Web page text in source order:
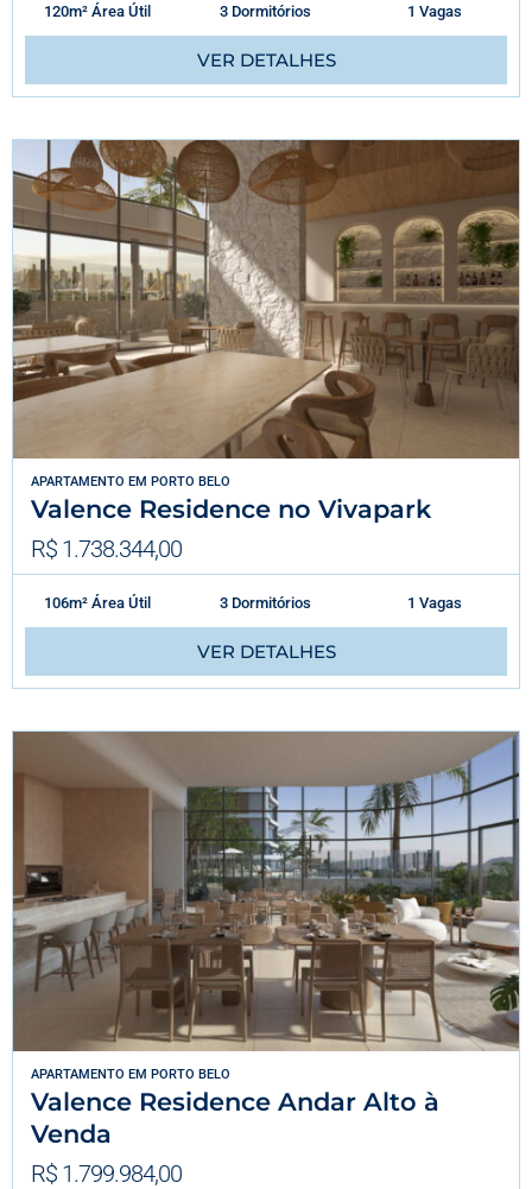
120m² Área Útil 3 Dormitórios 1 Vagas
VER DETALHES
APARTAMENTO EM PORTO BELO
Valence Residence no Vivapark
R$ 1.738.344,00
106m² Área Útil 3 Dormitórios 1 Vagas
VER DETALHES
APARTAMENTO EM PORTO BELO
Valence Residence Andar Alto à
Venda
R$ 1.799.984,00